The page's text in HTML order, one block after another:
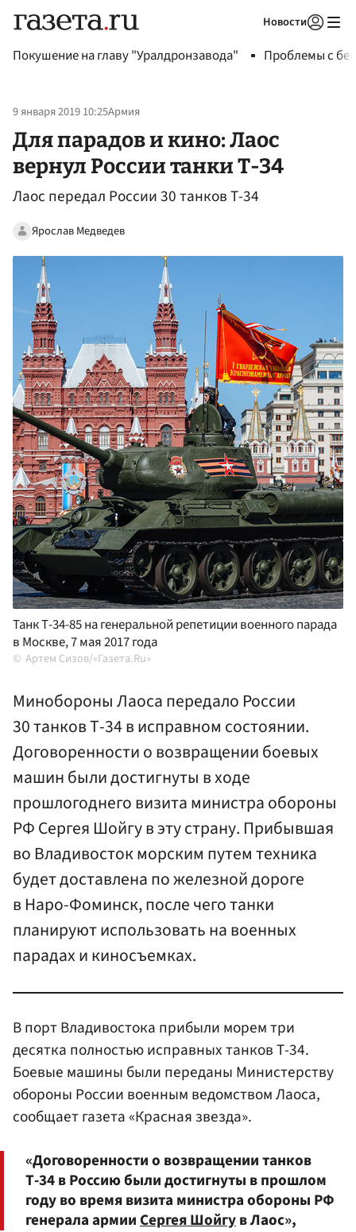
Новости
Покушение на главу "Уралдронзавода" Проблемы с
9 января 2019 10:25Армия
Для парадов и кино: Лаос
вернул России танки Т-34
Лаос передал России 30 танков Т-34
Ярослав Медведев
Танк Т-34-85 на генеральной репетиции военного парада
в Москве, 7 мая 2017 года
Артем Сизов/«Газета.Ru»
Минобороны Лаоса передало России
30 танков Т-34 в исправном состоянии.
Договоренности о возвращении боевых
машин были достигнуты в ходе
прошлогоднего визита министра обороны
РФ Сергея Шойгу в эту страну. Прибывшая
во Владивосток морским путем техника
будет доставлена по железной дороге
в Наро-Фоминск, после чего танки
планируют использовать на военных
парадах и киносъемках.
В порт Владивостока прибыли морем три
десятка полностью исправных танков Т-34.
Боевые машины были переданы Министерству
обороны России военным ведомством Лаоса,
сообщает газета «Красная звезда».
«Договоренности о возвращении танков
Т-34 в Россию были достигнуты в прошлом
году во время визита министра обороны РФ
генерала армии Сергея Шойгув Лаос»,